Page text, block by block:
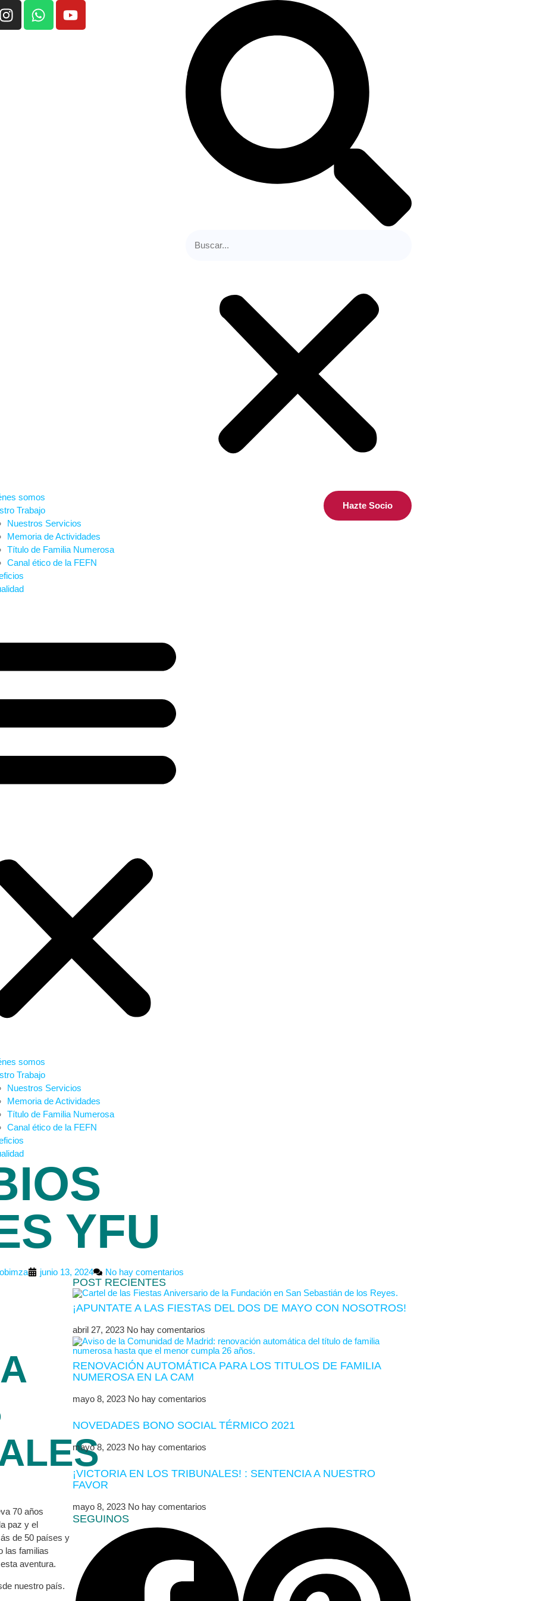
somos
Trabajo
Nuestros Servicios
Memoria de Actividades
Título de Familia Numerosa
Canal ético de la FEFN
somos
Trabajo
Nuestros Servicios
Memoria de Actividades
Título de Familia Numerosa
Canal ético de la FEFN
Hazte Socio
YFU
junio 13, 2024 No hay comentarios
70 años
paz y el
de 50 países y
las familias
aventura.
nuestro país.
POST RECIENTES
¡APUNTATE A LAS FIESTAS DEL DOS DE MAYO CON NOSOTROS!
abril 27, 2023 No hay comentarios
RENOVACIÓN AUTOMÁTICA PARA LOS TITULOS DE FAMILIA
NUMEROSA EN LA CAM
mayo 8, 2023 No hay comentarios
NOVEDADES BONO SOCIAL TÉRMICO 2021
mayo 8, 2023 No hay comentarios
¡VICTORIA EN LOS TRIBUNALES! : SENTENCIA A NUESTRO
FAVOR
mayo 8, 2023 No hay comentarios
SEGUINOS